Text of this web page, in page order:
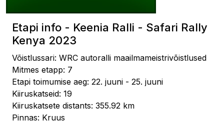
Etapi info - Keenia Ralli - Safari Rally
Kenya 2023
Võistlussari: WRC autoralli maailmameistrivõistlused
Mitmes etapp: 7
Etapi toimumise aeg: 22. juuni - 25. juuni
Kiiruskatseid: 19
Kiiruskatsete distants: 355.92 km
Pinnas: Kruus